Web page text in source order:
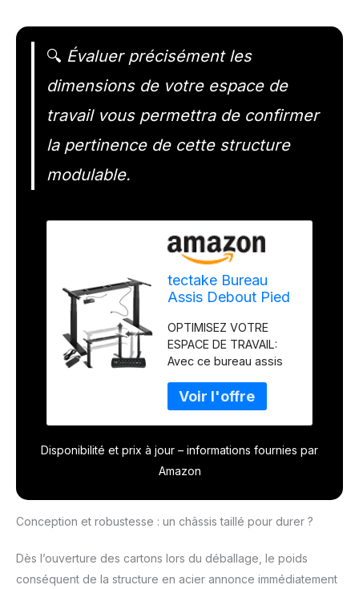
🔍 Évaluer précisément les
dimensions de votre espace de
travail vous permettra de confirmer
la pertinence de cette structure
modulable.
tectake Bureau
Assis Debout Pied
en Hauteur
Electrique Bureau
ergonomique
Bureau ordinateur
110-190x68x58-
123cm en Acier
Mémoire 3
positions, Charge
OPTIMISEZ VOTRE
ESPACE DE TRAVAIL:
Avec ce bureau assis
adaptez-vous à vos
besoins du moment.
Que vous soyez dans
l’humeur de travailler
réglage électrique
vous êtes un gamer?
gaming idéal pour vous.
L'expérience d'un
Disponibilité et prix à jour – informations fournies par
Amazon
Conception et robustesse : un châssis taillé pour durer ?
Dès l’ouverture des cartons lors du déballage, le poids
conséquent de la structure en acier annonce immédiatement